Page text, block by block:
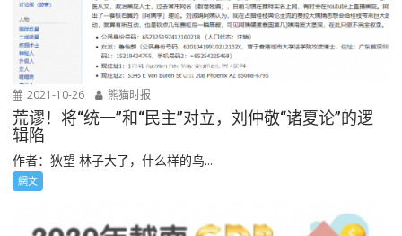
2021-10-26 熊猫时报
荒谬！将“统一”和“民主”对立，刘仲敬“诸夏论”的逻
辑陷
作者：狄望 林子大了，什么样的鸟...
網文